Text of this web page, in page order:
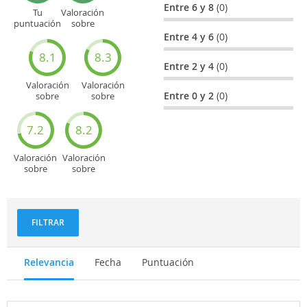
Tu
puntuación
Valoración
sobre
8.1
Valoración
sobre
8.3
Valoración
sobre
turísticos
7.2
Valoración
sobre
8.2
Valoración
sobre
Entre 6 y 8(0)
Entre 4 y 6(0)
Entre 2 y 4(0)
Entre 0 y 2(0)
FILTRAR
Relevancia Fecha Puntuación